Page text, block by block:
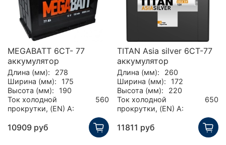
MEGABATT 6СТ- 77
аккумулятор
Длина (мм):
278
Ширина (мм):
175
Высота (мм):
190
Ток холодной
прокрутки, (EN) А:
560
10909 руб
TITAN Asia silver 6СТ-77
аккумулятор
Длина (мм):
260
Ширина (мм):
172
Высота (мм):
220
Ток холодной
прокрутки, (EN) А:
650
11811 руб